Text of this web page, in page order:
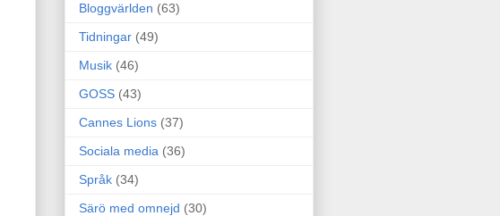
Bloggvärlden (63)
Tidningar (49)
Musik (46)
GOSS (43)
Cannes Lions (37)
Sociala media (36)
Språk (34)
Särö med omnejd (30)